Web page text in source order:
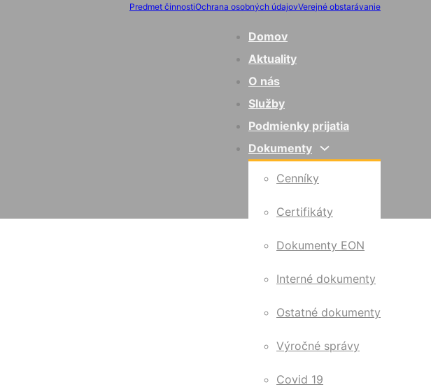
Predmet činnostiOchrana osobných údajovVerejné obstarávanie
Domov
Aktuality
O nás
Služby
Podmienky prijatia
Dokumenty
Cenníky
Certifikáty
Dokumenty EON
Interné dokumenty
Ostatné dokumenty
Výročné správy
Covid 19